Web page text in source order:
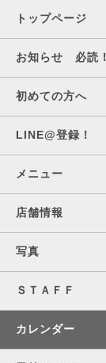
トップページ
お知らせ 必読！
初めての方へ
LINE@登録！
メニュー
店舗情報
写真
ＳＴＡＦＦ
カレンダー